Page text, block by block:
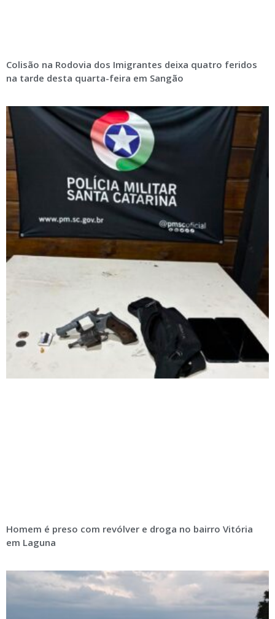
Colisão na Rodovia dos Imigrantes deixa quatro feridos
na tarde desta quarta-feira em Sangão
Homem é preso com revólver e droga no bairro Vitória
em Laguna